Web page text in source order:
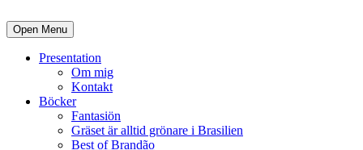
Open Menu
Presentation
Om mig
Kontakt
Böcker
Fantasiön
Gräset är alltid grönare i Brasilien
Best of Brandão